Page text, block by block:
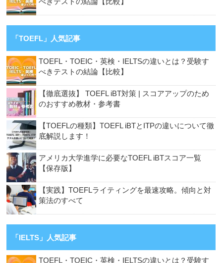
「TOEFL」人気記事
TOEFL・TOEIC・英検・IELTSの違いとは？受験す
べきテストの結論【比較】
【徹底選抜】 TOEFL iBT対策 | スコアアップのため
のおすすめ教材・参考書
【TOEFLの種類】TOEFL iBTとITPの違いについて徹
底解説します！
アメリカ大学進学に必要なTOEFL iBTスコア一覧
【保存版】
【実践】TOEFLライティングを最速攻略。傾向と対
策法のすべて
「IELTS」人気記事
TOEFL・TOEIC・英検・IELTSの違いとは？受験す